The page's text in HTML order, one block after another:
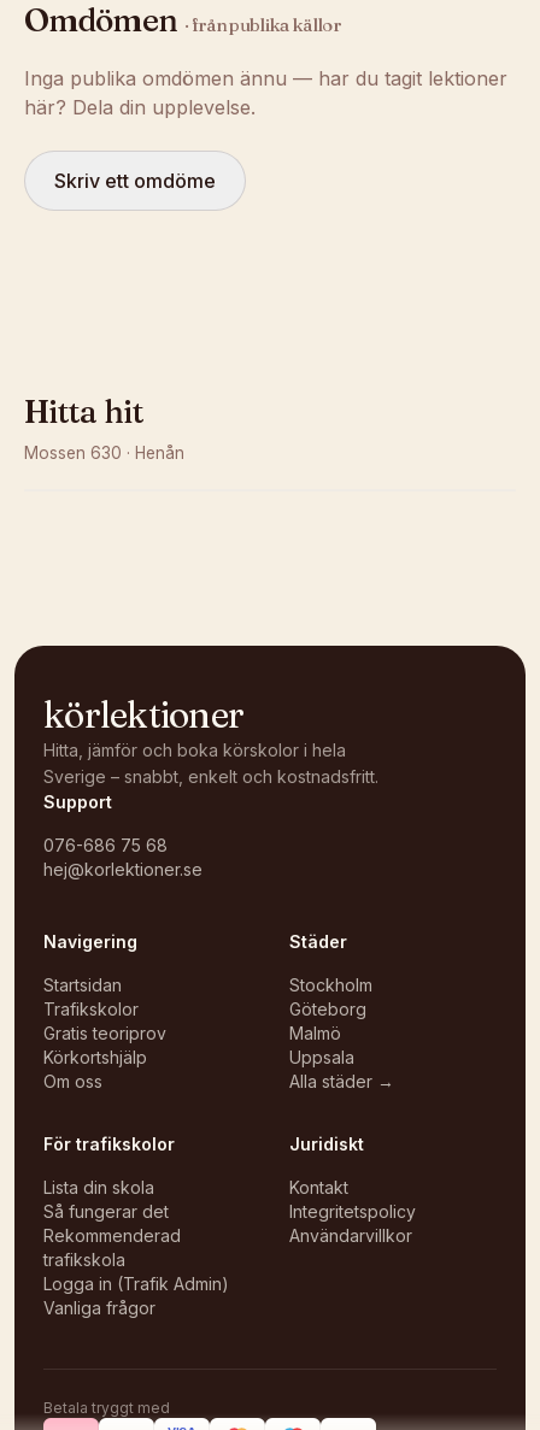
Omdömen · från publika källor
Inga publika omdömen ännu — har du tagit lektioner
här? Dela din upplevelse.
Skriv ett omdöme
Hitta hit
Mossen 630 · Henån
körlektioner
Hitta, jämför och boka körskolor i hela
Sverige – snabbt, enkelt och kostnadsfritt.
Support
076-686 75 68
hej@korlektioner.se
Navigering
Startsidan
Trafikskolor
Gratis teoriprov
Körkortshjälp
Om oss
Städer
Stockholm
Göteborg
Malmö
Uppsala
Alla städer →
För trafikskolor
Lista din skola
Så fungerar det
Rekommenderad
trafikskola
Logga in (Trafik Admin)
Vanliga frågor
Juridiskt
Kontakt
Integritetspolicy
Användarvillkor
Betala tryggt med